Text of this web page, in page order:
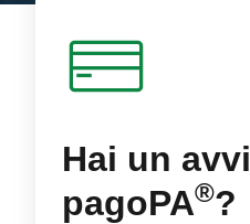
Hai un
pagoPA®?